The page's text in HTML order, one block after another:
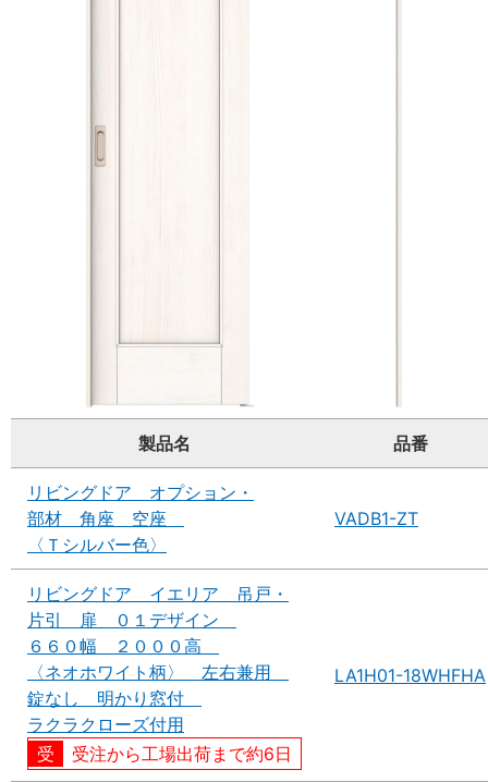
製品名 品番
リビングドア オプション・
部材 角座 空座
〈Ｔシルバー色〉
VADB1-ZT
リビングドア イエリア 吊戸・
片引 扉 ０１デザイン
６６０幅 ２０００高
〈ネオホワイト柄〉 左右兼用
錠なし 明かり窓付
ラクラクローズ付用
受注から工場出荷まで約6日
LA1H01-18WHFHA